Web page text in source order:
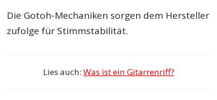
Die Gotoh-Mechaniken sorgen dem Hersteller
zufolge für Stimmstabilität.
Lies auch: Was ist ein Gitarrenriff?